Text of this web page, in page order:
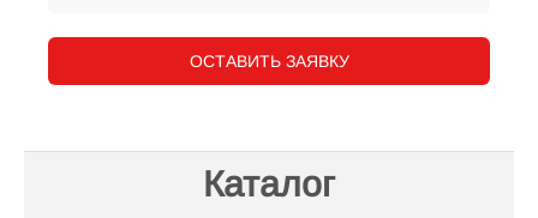
ОСТАВИТЬ ЗАЯВКУ
Каталог